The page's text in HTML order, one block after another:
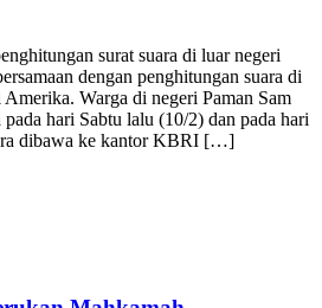
surat suara di luar negeri
dengan penghitungan suara di
Warga di negeri Paman Sam
hari Sabtu lalu (10/2) dan pada hari
dibawa ke kantor KBRI […]